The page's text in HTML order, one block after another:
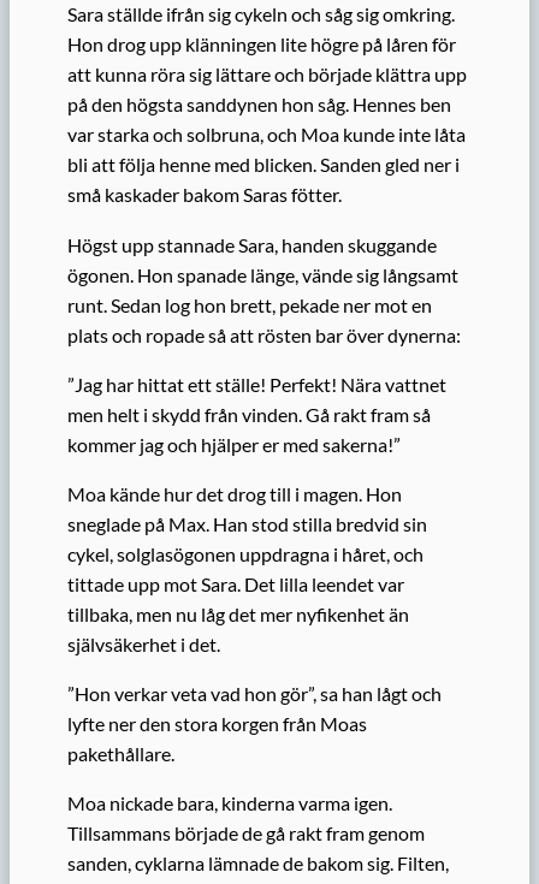
Sara ställde ifrån sig cykeln och såg sig omkring.
Hon drog upp klänningen lite högre på låren för
att kunna röra sig lättare och började klättra upp
på den högsta sanddynen hon såg. Hennes ben
var starka och solbruna, och Moa kunde inte låta
bli att följa henne med blicken. Sanden gled ner i
små kaskader bakom Saras fötter.
Högst upp stannade Sara, handen skuggande
ögonen. Hon spanade länge, vände sig långsamt
runt. Sedan log hon brett, pekade ner mot en
plats och ropade så att rösten bar över dynerna:
”Jag har hittat ett ställe! Perfekt! Nära vattnet
men helt i skydd från vinden. Gå rakt fram så
kommer jag och hjälper er med sakerna!”
Moa kände hur det drog till i magen. Hon
sneglade på Max. Han stod stilla bredvid sin
cykel, solglasögonen uppdragna i håret, och
tittade upp mot Sara. Det lilla leendet var
tillbaka, men nu låg det mer nyfikenhet än
självsäkerhet i det.
”Hon verkar veta vad hon gör”, sa han lågt och
lyfte ner den stora korgen från Moas
pakethållare.
Moa nickade bara, kinderna varma igen.
Tillsammans började de gå rakt fram genom
sanden, cyklarna lämnade de bakom sig. Filten,